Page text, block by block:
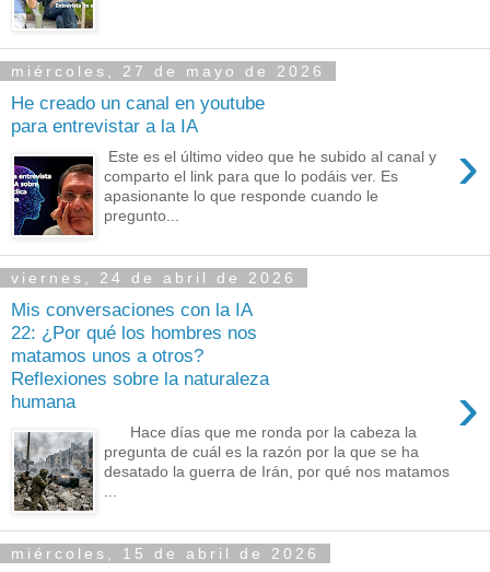
miércoles, 27 de mayo de 2026
He creado un canal en youtube
para entrevistar a la IA
›
Este es el último video que he subido al canal y
comparto el link para que lo podáis ver. Es
apasionante lo que responde cuando le
pregunto...
viernes, 24 de abril de 2026
Mis conversaciones con la IA
22: ¿Por qué los hombres nos
matamos unos a otros?
Reflexiones sobre la naturaleza
humana
›
Hace días que me ronda por la cabeza la
pregunta de cuál es la razón por la que se ha
desatado la guerra de Irán, por qué nos matamos
...
miércoles, 15 de abril de 2026